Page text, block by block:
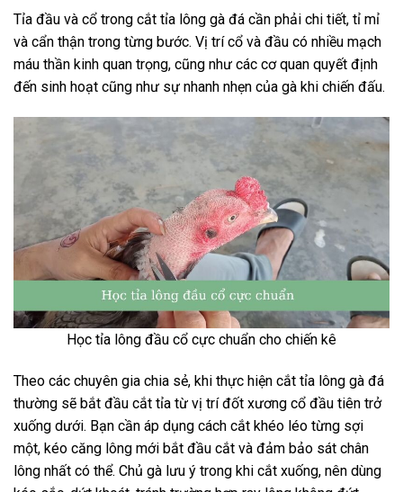
Tỉa đầu và cổ trong cắt tỉa lông gà đá cần phải chi tiết, tỉ mỉ
và cẩn thận trong từng bước. Vị trí cổ và đầu có nhiều mạch
máu thần kinh quan trọng, cũng như các cơ quan quyết định
đến sinh hoạt cũng như sự nhanh nhẹn của gà khi chiến đấu.
Học tỉa lông đầu cổ cực chuẩn cho chiến kê
Theo các chuyên gia chia sẻ, khi thực hiện cắt tỉa lông gà đá
thường sẽ bắt đầu cắt tỉa từ vị trí đốt xương cổ đầu tiên trở
xuống dưới. Bạn cần áp dụng cách cắt khéo léo từng sợi
một, kéo căng lông mới bắt đầu cắt và đảm bảo sát chân
lông nhất có thể. Chủ gà lưu ý trong khi cắt xuống, nên dùng